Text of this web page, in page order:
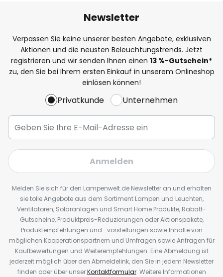
Newsletter
Verpassen Sie keine unserer besten Angebote, exklusiven
Aktionen und die neusten Beleuchtungstrends. Jetzt
registrieren und wir senden Ihnen einen 13 %-Gutschein*
zu, den Sie bei Ihrem ersten Einkauf in unserem Onlineshop
einlösen können!
Privatkunde Unternehmen
Anmelden
Melden Sie sich für den Lampenwelt.de Newsletter an und erhalten
sie tolle Angebote aus dem Sortiment Lampen und Leuchten,
Ventilatoren, Solaranlagen und Smart Home Produkte, Rabatt-
Gutscheine, Produktpreis-Reduzierungen oder Aktionspakete,
Produktempfehlungen und -vorstellungen sowie Inhalte von
möglichen Kooperationspartnern und Umfragen sowie Anfragen für
Kaufbewertungen und Weiterempfehlungen. Eine Abmeldung ist
jederzeit möglich über den Abmeldelink, den Sie in jedem Newsletter
finden oder über unserKontaktformular. Weitere Informationen